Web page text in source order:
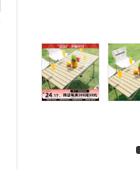
bộ bàn ghế
thông minh
ngoài trời,
cá siêu nhẹ
ghế giám
trại bãi biển,
thông minh